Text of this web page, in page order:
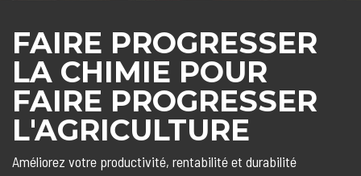
FAIRE PROGRESSER
LA CHIMIE POUR
FAIRE PROGRESSER
L'AGRICULTURE
Améliorez votre productivité, rentabilité et durabilité